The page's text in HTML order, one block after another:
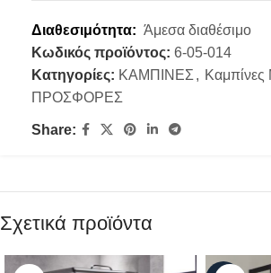
Διαθεσιμότητα: Άμεσα διαθέσιμο
Κωδικός προϊόντος: 6-05-014
Κατηγορίες: ΚΑΜΠΙΝΕΣ , Καμπίνες
ΠΡΟΣΦΟΡΕΣ
Share:
Σχετικά προϊόντα